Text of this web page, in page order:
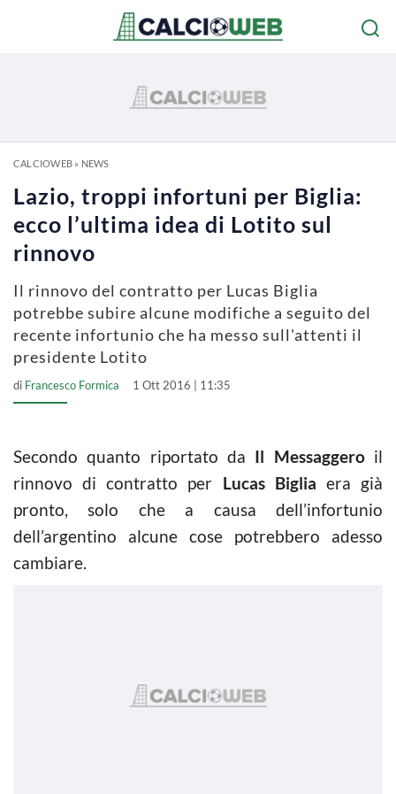
CALCIOWEB» NEWS
Lazio, troppi infortuni per Biglia:
ecco l’ultima idea di Lotito sul
rinnovo
Il rinnovo del contratto per Lucas Biglia
potrebbe subire alcune modifiche a seguito del
recente infortunio che ha messo sull'attenti il
presidente Lotito
di Francesco Formica 1 Ott 2016 | 11:35
Secondo quanto riportato da Il Messaggeroil
rinnovo di contratto per Lucas Biglia era già
pronto, solo che a causa dell’infortunio
dell’argentino alcune cose potrebbero adesso
cambiare.